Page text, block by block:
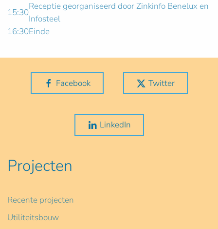
15:30
Receptie georganiseerd door Zinkinfo Benelux en
Infosteel
16:30Einde
Facebook Twitter
LinkedIn
Projecten
Recente projecten
Utiliteitsbouw